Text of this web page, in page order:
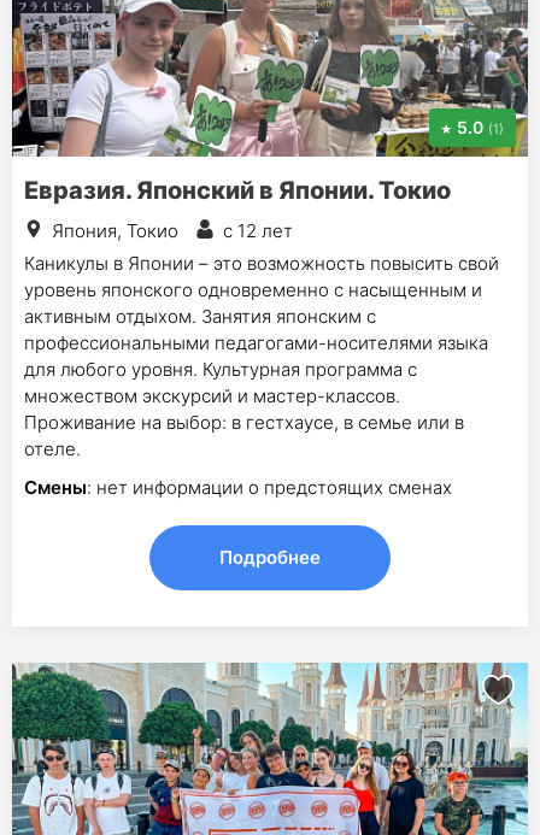
5.0 (1)
Евразия. Японский в Японии. Токио
Япония, Токио
с 12 лет
Каникулы в Японии – это возможность повысить свой
уровень японского одновременно с насыщенным и
активным отдыхом. Занятия японским с
профессиональными педагогами-носителями языка
для любого уровня. Культурная программа с
множеством экскурсий и мастер-классов.
Проживание на выбор: в гестхаусе, в семье или в
отеле.
Смены: нет информации о предстоящих сменах
Подробнее